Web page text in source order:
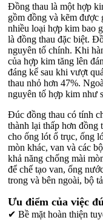
Đồng thau là một hợp
gồm đồng và kẽm được
nhiều loại hợp kim bao
là đồng thau đặc biệt.
nguyên tố chính. Khi
của hợp kim tăng lên
đáng kể sau khi vượt
thau nhỏ hơn 47%.
nguyên tố hợp kim như
Đúc đồng thau có tính
thành lại thấp hơn
cho ống lót ổ trục, ống
mòn khác, van và các
khả năng chống mài
để chế tạo van, ống
trong và bên ngoài, bộ
Ưu điểm của việc
✔ Bề mặt hoàn thiện